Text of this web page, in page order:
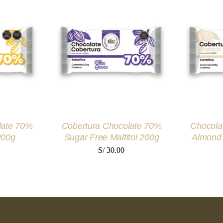
hasta
S/ 1,120.00
hasta
S/ 1,190.00
/
70%
AÑADIR AL CARRITO
/
QUICK VIEW
Cobertura Chocolate 70%
Sugar Free Maltitol 200g
S/30.00